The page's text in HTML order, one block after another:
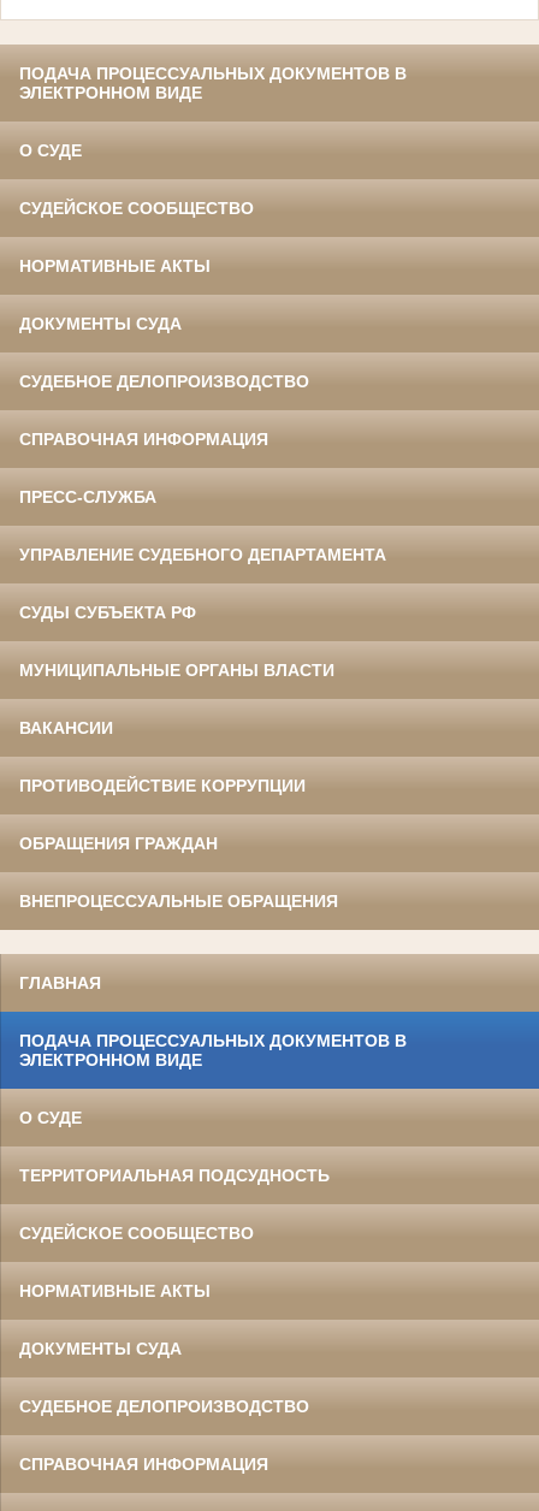
ПОДАЧА ПРОЦЕССУАЛЬНЫХ ДОКУМЕНТОВ В
ЭЛЕКТРОННОМ ВИДЕ
О СУДЕ
СУДЕЙСКОЕ СООБЩЕСТВО
НОРМАТИВНЫЕ АКТЫ
ДОКУМЕНТЫ СУДА
СУДЕБНОЕ ДЕЛОПРОИЗВОДСТВО
СПРАВОЧНАЯ ИНФОРМАЦИЯ
ПРЕСС-СЛУЖБА
УПРАВЛЕНИЕ СУДЕБНОГО ДЕПАРТАМЕНТА
СУДЫ СУБЪЕКТА РФ
МУНИЦИПАЛЬНЫЕ ОРГАНЫ ВЛАСТИ
ВАКАНСИИ
ПРОТИВОДЕЙСТВИЕ КОРРУПЦИИ
ОБРАЩЕНИЯ ГРАЖДАН
ВНЕПРОЦЕССУАЛЬНЫЕ ОБРАЩЕНИЯ
ГЛАВНАЯ
ПОДАЧА ПРОЦЕССУАЛЬНЫХ ДОКУМЕНТОВ В
ЭЛЕКТРОННОМ ВИДЕ
О СУДЕ
ТЕРРИТОРИАЛЬНАЯ ПОДСУДНОСТЬ
СУДЕЙСКОЕ СООБЩЕСТВО
НОРМАТИВНЫЕ АКТЫ
ДОКУМЕНТЫ СУДА
СУДЕБНОЕ ДЕЛОПРОИЗВОДСТВО
СПРАВОЧНАЯ ИНФОРМАЦИЯ